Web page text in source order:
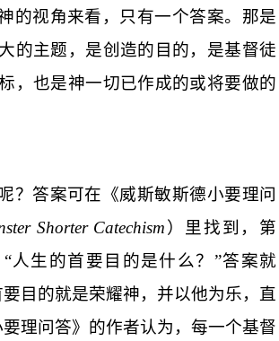
的视角来看，只有一个答案。那是
的主题，是创造的目的，是基督徒
，也是神一切已作成的或将要做的
？答案可在《威斯敏斯德小要理问
Shorter Catechism）里找到，第
人生的首要目的是什么？”答案就
目的就是荣耀神，并以他为乐，直
理问答》的作者认为，每一个基督